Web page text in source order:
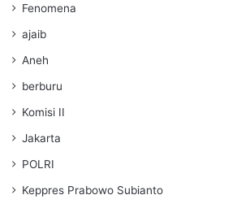
Fenomena
ajaib
Aneh
berburu
Komisi II
Jakarta
POLRI
Keppres Prabowo Subianto